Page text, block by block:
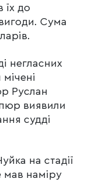
їх до
Сума
негласних
Руслан
виявили
судді
на стадії
мав наміру